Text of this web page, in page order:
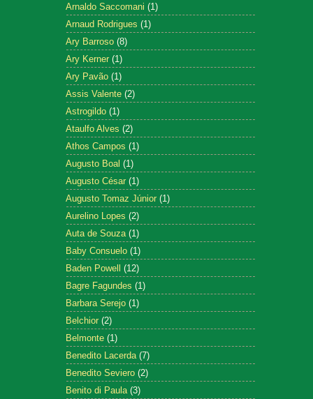
Arnaldo Saccomani (1)
Arnaud Rodrigues (1)
Ary Barroso (8)
Ary Kerner (1)
Ary Pavão (1)
Assis Valente (2)
Astrogildo (1)
Ataulfo Alves (2)
Athos Campos (1)
Augusto Boal (1)
Augusto César (1)
Augusto Tomaz Júnior (1)
Aurelino Lopes (2)
Auta de Souza (1)
Baby Consuelo (1)
Baden Powell (12)
Bagre Fagundes (1)
Barbara Serejo (1)
Belchior (2)
Belmonte (1)
Benedito Lacerda (7)
Benedito Seviero (2)
Benito di Paula (3)